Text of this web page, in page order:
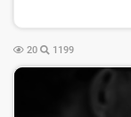
20 1199